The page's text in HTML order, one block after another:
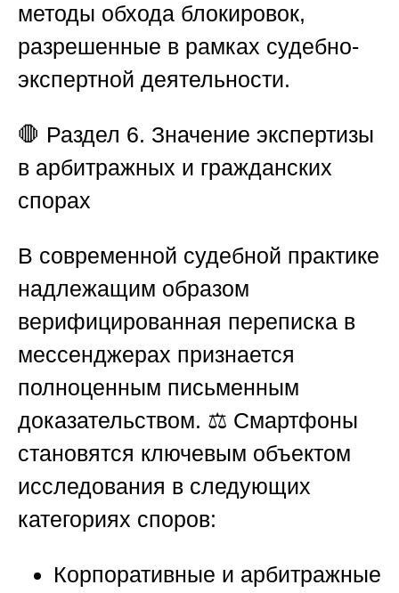
методы обхода блокировок,
разрешенные в рамках судебно-
экспертной деятельности.
🛑 Раздел 6. Значение экспертизы
в арбитражных и гражданских
спорах
В современной судебной практике
надлежащим образом
верифицированная переписка в
мессенджерах признается
полноценным письменным
доказательством. ⚖️ Смартфоны
становятся ключевым объектом
исследования в следующих
категориях споров:
Корпоративные и арбитражные